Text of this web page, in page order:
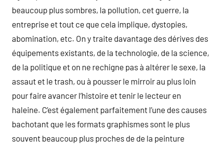
beaucoup plus sombres, la pollution, cet guerre, la
entreprise et tout ce que cela implique, dystopies,
abomination, etc. On y traite davantage des dérives des
équipements existants, de la technologie, de la science,
de la politique et on ne rechigne pas à altérer le sexe, la
assaut et le trash, ou à pousser le mirroir au plus loin
pour faire avancer l’histoire et tenir le lecteur en
haleine. C’est également parfaitement l’une des causes
bachotant que les formats graphismes sont le plus
souvent beaucoup plus proches de de la peinture